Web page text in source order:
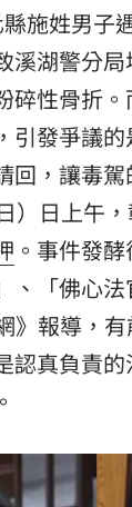
施姓男子
溪湖警分
碎性骨折
引發爭議的
回，讓毒
）日上午
。事件發
、「佛心
》報導，
認真負責